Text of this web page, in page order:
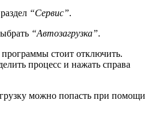
“Сервис”.
“Автозагрузка”.
стоит отключить.
процесс и нажать справа
можно попасть при помощи